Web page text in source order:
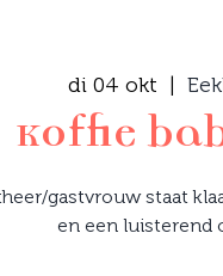
di 04 okt
  |
Koffie
gastvrouw staat
en een luisterend